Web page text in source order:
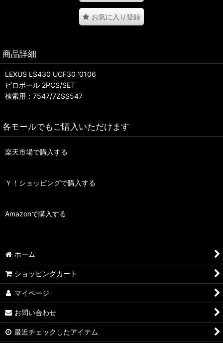
お気に入り登録
商品詳細
LEXUS LS430 UCF30 '0106
ピロボール 2PCS/SET
検索用：7547/7ZSS547
各モールでもご購入いただけます
楽天市場で購入する
Ｙ！ショッピングで購入する
Amazonで購入する
ホーム
ショッピングカート
マイページ
お問い合わせ
最近チェックしたアイテム